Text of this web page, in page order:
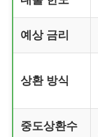
예상 금리
상환 방식
중도상환수